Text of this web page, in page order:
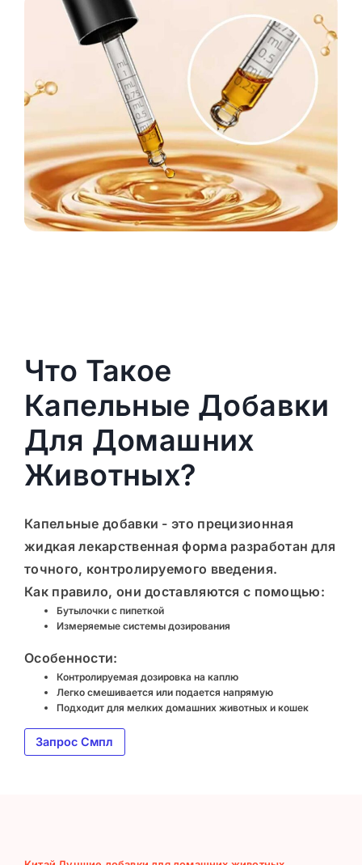
Что Такое
Капельные Добавки
Для Домашних
Животных?
Капельные добавки - это прецизионная
жидкая лекарственная форма разработан для
точного, контролируемого введения.
Как правило, они доставляются с помощью:
Бутылочки с пипеткой
Измеряемые системы дозирования
Особенности:
Контролируемая дозировка на каплю
Легко смешивается или подается напрямую
Подходит для мелких домашних животных и кошек
Запрос Смпл